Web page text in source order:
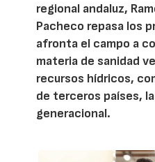
regional andaluz,
Pacheco repasa los
afronta el campo a
materia de sanidad
recursos hídricos,
de terceros países,
generacional.